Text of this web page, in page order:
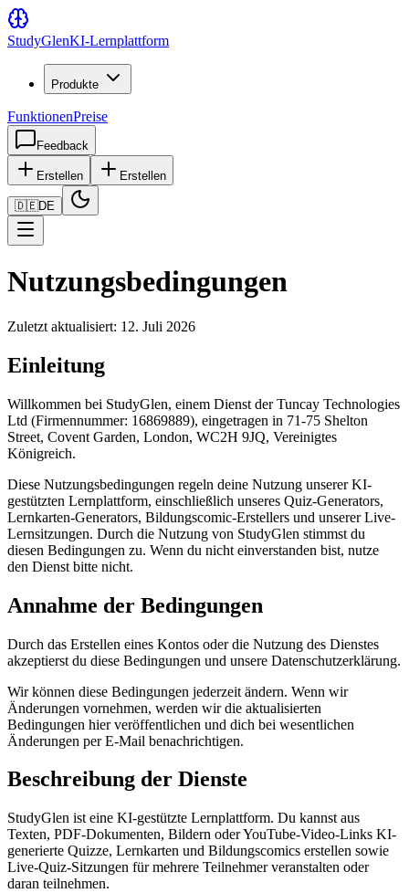
StudyGlenKI-Lernplattform
Produkte
FunktionenPreise
Feedback
Erstellen Erstellen
🇩🇪DE
Nutzungsbedingungen
Zuletzt aktualisiert: 12. Juli 2026
Einleitung
Willkommen bei StudyGlen, einem Dienst der Tuncay Technologies
Ltd (Firmennummer: 16869889), eingetragen in 71-75 Shelton
Street, Covent Garden, London, WC2H 9JQ, Vereinigtes
Königreich.
Diese Nutzungsbedingungen regeln deine Nutzung unserer KI-
gestützten Lernplattform, einschließlich unseres Quiz-Generators,
Lernkarten-Generators, Bildungscomic-Erstellers und unserer Live-
Lernsitzungen. Durch die Nutzung von StudyGlen stimmst du
diesen Bedingungen zu. Wenn du nicht einverstanden bist, nutze
den Dienst bitte nicht.
Annahme der Bedingungen
Durch das Erstellen eines Kontos oder die Nutzung des Dienstes
akzeptierst du diese Bedingungen und unsere Datenschutzerklärung.
Wir können diese Bedingungen jederzeit ändern. Wenn wir
Änderungen vornehmen, werden wir die aktualisierten
Bedingungen hier veröffentlichen und dich bei wesentlichen
Änderungen per E-Mail benachrichtigen.
Beschreibung der Dienste
StudyGlen ist eine KI-gestützte Lernplattform. Du kannst aus
Texten, PDF-Dokumenten, Bildern oder YouTube-Video-Links KI-
generierte Quizze, Lernkarten und Bildungscomics erstellen sowie
Live-Quiz-Sitzungen für mehrere Teilnehmer veranstalten oder
daran teilnehmen.